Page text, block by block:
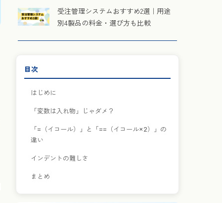
受注管理システムおすすめ2選｜用途
別4製品の料金・選び方も比較
目次
はじめに
「変数は入れ物」じゃダメ？
「=（イコール）」と「==（イコール×2）」の
違い
インデントの難しさ
まとめ